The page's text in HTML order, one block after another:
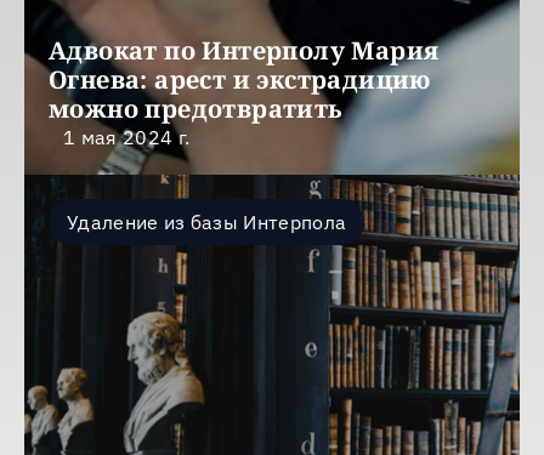
Адвокат по Интерполу Мария
Огнева: арест и экстрадицию
можно предотвратить
1 мая 2024 г.
Удаление из базы Интерпола